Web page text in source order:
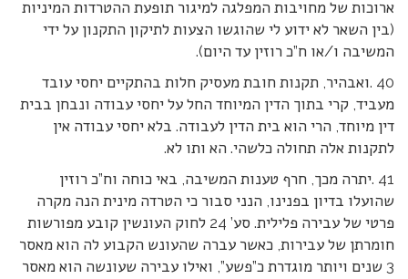
ארוכות של מחויבות המפלגה למיגור תופעת ההטרדות המיניות
(בין השאר לא ידוע לי שהוגשו הצעות לתיקון התקנון על ידי
המשיבה ו/או ח”כ רוזין עד היום).
40 .ואבהיר, תקנות חובת מעסיק חלות בהתקיים יחסי עובד
מעביד, קרי בתוך הדין המיוחד החל על יחסי עבודה ונבחן בבית
דין מיוחד, הרי הוא בית הדין לעבודה. בלא יחסי עבודה אין
לתקנות אלה תחולה כלשהי. הא ותו לא.
41 .יתרה מכך, חרף טענות המשיבה, באי כוחה וח”כ רוזין
שהועלו בדיון בפנינו, הנני סבור כי הטרדה מינית הנה מקרה
פרטי של עבירה פלילית. סע’ 24 לחוק העונשין קובע מפורשות
חומרתן של עבירות, כאשר עברה שהעונש הקבוע לה הוא מאסר
3 שנים ויותר מוגדרת כ”פשע”, ואילו עבירה שעונשה הוא מאסר